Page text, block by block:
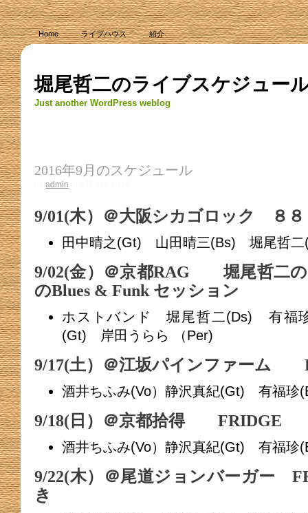
Home ライブハウス 紹介
堀尾哲二のライブスケジュー
Just another WordPress weblog
2016年9月のスケジュール
admin
9/01(木）＠大阪シカゴロック ８８
田中晴之(Gt) 山田晴三(Bs) 堀尾哲
9/02(金）＠京都RAG 堀尾哲二の
のBlues & Funk セッション
ホストバンド 堀尾哲二(Ds) 有
(Gt) 岸田うらら （Per)
9/17(土）＠江坂パインファーム
酒井ちふみ(Vo）静沢真紀(Gt) 有福
9/18(日）＠京都拾得 FRIDGE
酒井ちふみ(Vo）静沢真紀(Gt) 有福
9/22(木）＠尾道ジョンバーガー
き